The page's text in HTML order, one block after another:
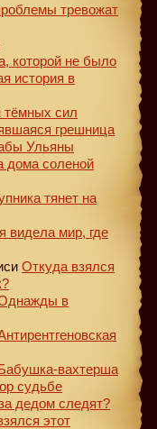
тревожат
которой не было
история в
сил
грешница
Ульяны
дома соленой
тянет на
видела мир, где
Откуда взялся
в
вахтерша
судьбе
дедом следят?
этот